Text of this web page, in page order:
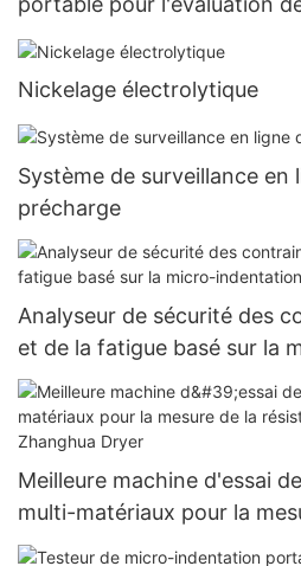
mécaniques - Zhanghua
Nickelage électrolytique
Système de surveillance en
précharge
Analyseur de sécurité des
et de la fatigue basé sur la
Meilleure machine d'essai
multi-matériaux pour la
et des contraintes -